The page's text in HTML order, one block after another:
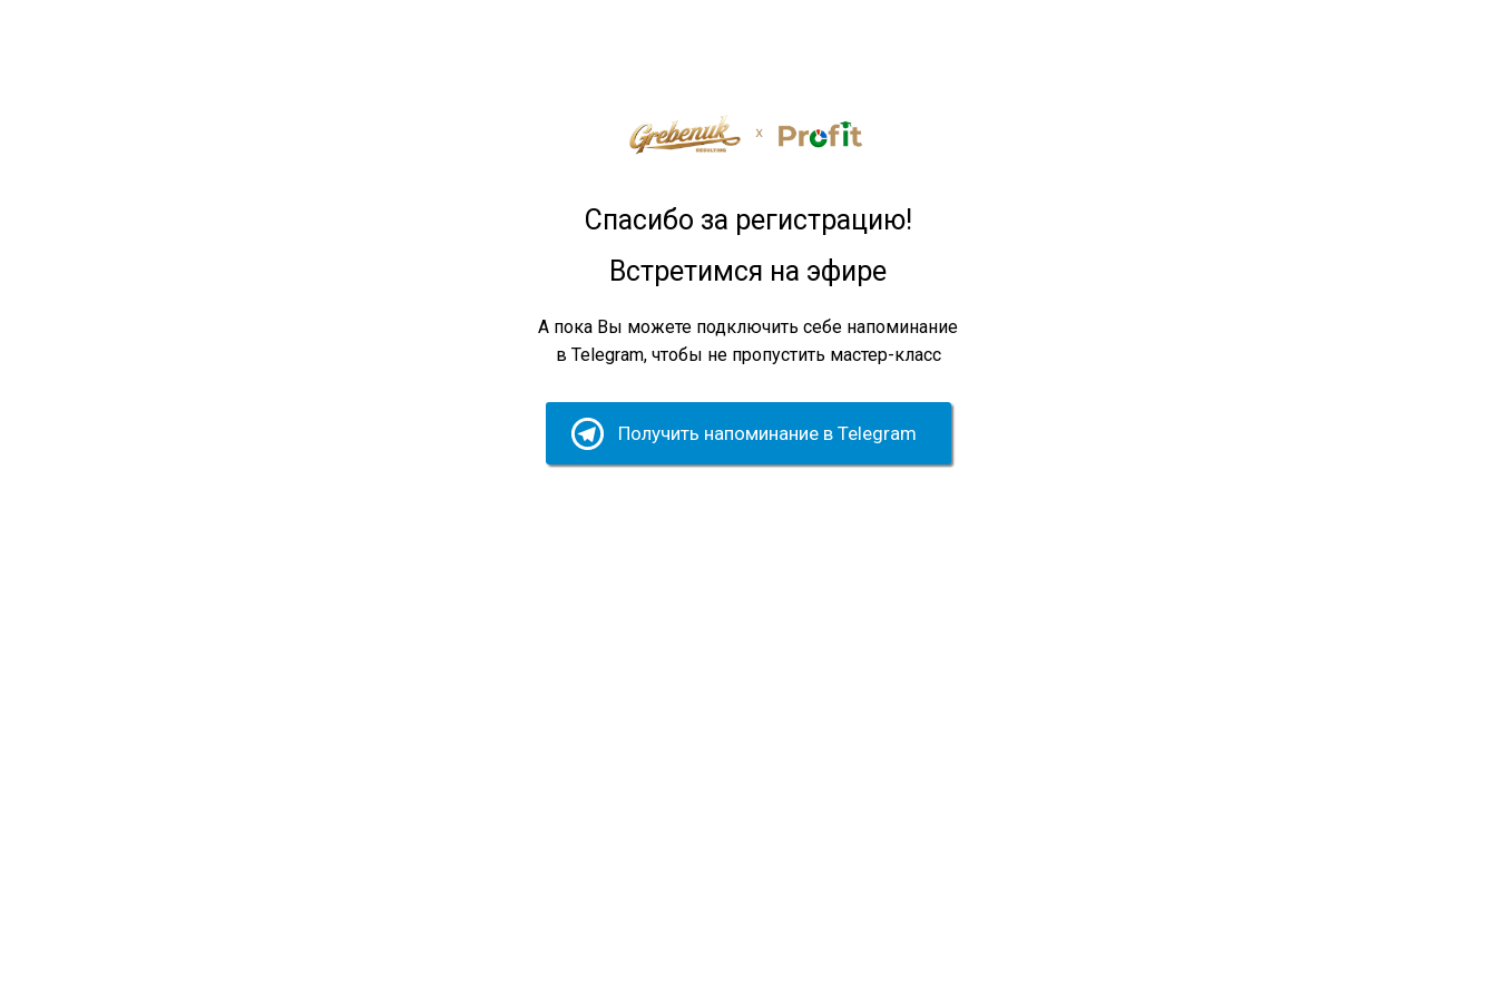
Спасибо за регистрацию!
Встретимся на эфире
А пока Вы можете подключить себе напоминание
в Telegram, чтобы не пропустить мастер-класc
Получить напоминание в Telegram